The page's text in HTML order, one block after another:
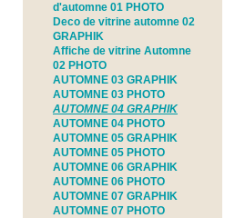
d'automne 01 PHOTO
Deco de vitrine automne 02
GRAPHIK
Affiche de vitrine Automne
02 PHOTO
AUTOMNE 03 GRAPHIK
AUTOMNE 03 PHOTO
AUTOMNE 04 GRAPHIK
AUTOMNE 04 PHOTO
AUTOMNE 05 GRAPHIK
AUTOMNE 05 PHOTO
AUTOMNE 06 GRAPHIK
AUTOMNE 06 PHOTO
AUTOMNE 07 GRAPHIK
AUTOMNE 07 PHOTO